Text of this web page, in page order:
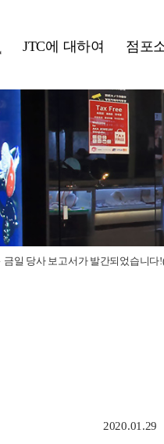
JTC에 대하여 점포
금일 당사 보고서가 발간되었습니다
2020.01.29